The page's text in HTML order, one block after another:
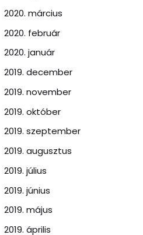
2020. március
2020. február
2020. január
2019. december
2019. november
2019. október
2019. szeptember
2019. augusztus
2019. július
2019. június
2019. május
2019. április